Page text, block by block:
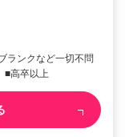
ランクなど一切不問
■高卒以上